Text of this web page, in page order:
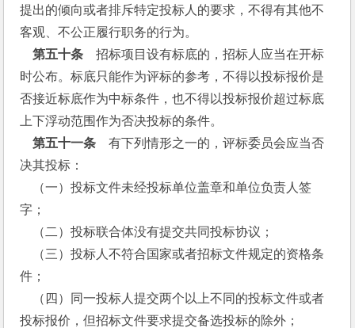
提出的倾向或者排斥特定投标人的要求，不得有其他不
客观、不公正履行职务的行为。
第五十条 招标项目设有标底的，招标人应当在开标
时公布。标底只能作为评标的参考，不得以投标报价是
否接近标底作为中标条件，也不得以投标报价超过标底
上下浮动范围作为否决投标的条件。
第五十一条 有下列情形之一的，评标委员会应当否
决其投标：
（一）投标文件未经投标单位盖章和单位负责人签
字；
（二）投标联合体没有提交共同投标协议；
（三）投标人不符合国家或者招标文件规定的资格条
件；
（四）同一投标人提交两个以上不同的投标文件或者
投标报价，但招标文件要求提交备选投标的除外；